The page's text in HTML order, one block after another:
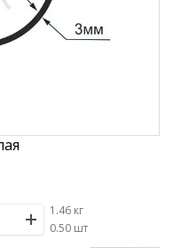
1.46 кг
/0.50 шт